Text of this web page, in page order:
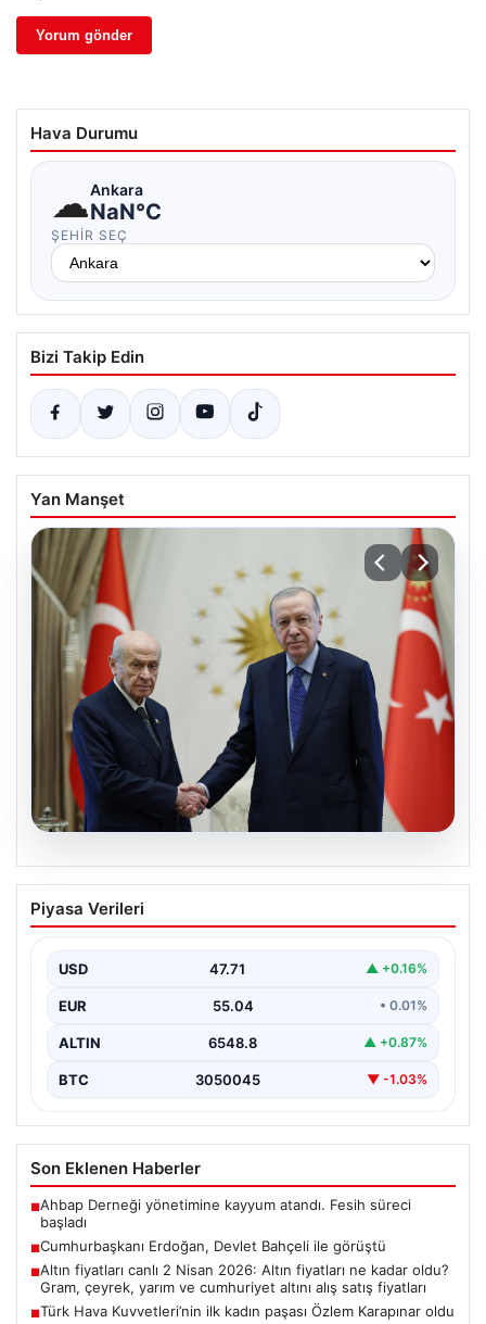
Hava Durumu
☁Ankara
NaN°C
ŞEHIR SEÇ
Bizi Takip Edin
Yan Manşet
Cumhurbaşkanı Erdoğan, Devlet
Bahçeli ile görüştü
Piyasa Verileri
USD 47.71 ▲ +0.16%
EUR 55.04 • 0.01%
ALTIN 6548.8 ▲ +0.87%
BTC 3050045 ▼ -1.03%
Son Eklenen Haberler
■Ahbap Derneği yönetimine kayyum atandı. Fesih süreci
başladı
■Cumhurbaşkanı Erdoğan, Devlet Bahçeli ile görüştü
■Altın fiyatları canlı 2 Nisan 2026: Altın fiyatları ne kadar oldu?
Gram, çeyrek, yarım ve cumhuriyet altını alış satış fiyatları
■Türk Hava Kuvvetleri’nin ilk kadın paşası Özlem Karapınar oldu